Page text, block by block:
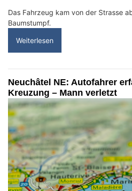
Das Fahrzeug kam von der Strasse
Baumstumpf.
Weiterlesen
Neuchâtel NE: Autofahrer
Kreuzung – Mann verletzt